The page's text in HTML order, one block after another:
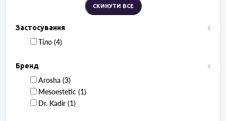
Застосування
Тіло ‏ (4)
Бренд
Arosha ‏ (3)
Mesoestetic ‏ (1)
Dr. Kadir ‏ (1)